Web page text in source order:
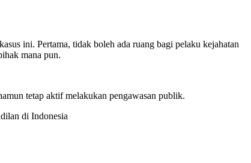
ini. Pertama, tidak boleh ada ruang bagi pelaku kejahatan
mana pun.
tetap aktif melakukan pengawasan publik.
di Indonesia